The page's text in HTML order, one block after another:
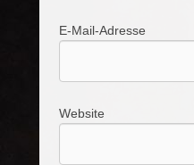
E-Mail-Adresse
Website